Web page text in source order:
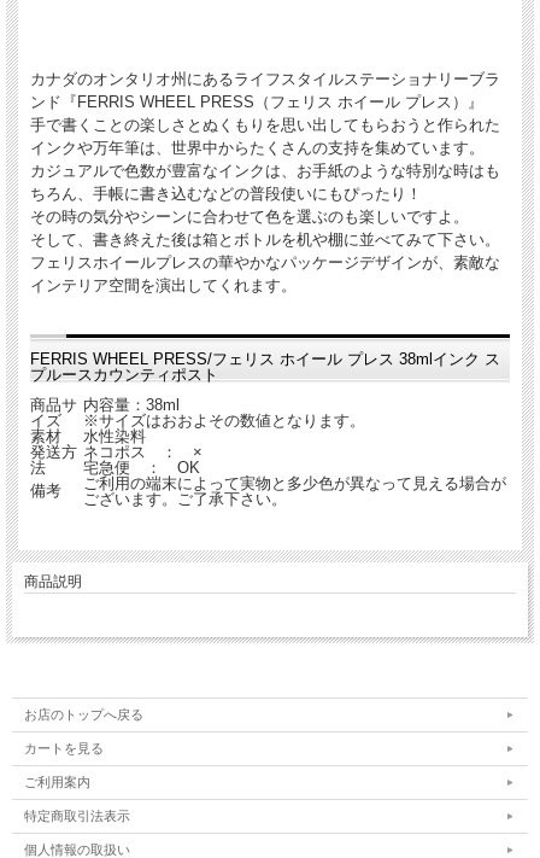
カナダのオンタリオ州にあるライフスタイルステーショナリーブラ
ンド『FERRIS WHEEL PRESS（フェリス ホイール プレス）』
手で書くことの楽しさとぬくもりを思い出してもらおうと作られた
インクや万年筆は、世界中からたくさんの支持を集めています。
カジュアルで色数が豊富なインクは、お手紙のような特別な時はも
ちろん、手帳に書き込むなどの普段使いにもぴったり！
その時の気分やシーンに合わせて色を選ぶのも楽しいですよ。
そして、書き終えた後は箱とボトルを机や棚に並べてみて下さい。
フェリスホイールプレスの華やかなパッケージデザインが、素敵な
インテリア空間を演出してくれます。
FERRIS WHEEL PRESS/フェリス ホイール プレス 38mlインク ス
プルースカウンティポスト
商品サ
イズ
内容量：38ml
※サイズはおおよその数値となります。
素材
水性染料
発送方
法
ネコポス ： ×
宅急便 ： OK
備考
ご利用の端末によって実物と多少色が異なって見える場合が
ございます。ご了承下さい。
商品説明
お店のトップへ戻る
カートを見る
ご利用案内
特定商取引法表示
個人情報の取扱い